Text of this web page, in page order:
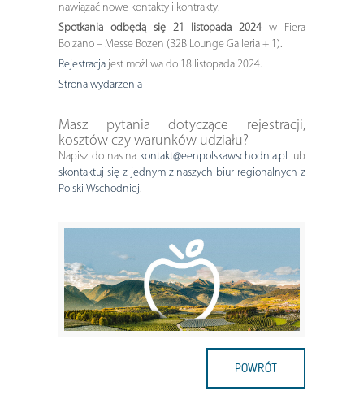
nawiązać nowe kontakty i kontrakty.
Spotkania odbędą się 21 listopada 2024 w Fiera
Bolzano – Messe Bozen (B2B Lounge Galleria + 1).
Rejestracjajest możliwa do 18 listopada 2024.
Strona wydarzenia
Masz pytania dotyczące rejestracji,
kosztów czy warunków udziału?
Napisz do nas na kontakt@eenpolskawschodnia.pl
lub
skontaktuj się z jednym z naszych biur regionalnych z
Polski Wschodniej.
POWRÓT